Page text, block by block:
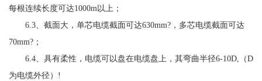
每根连续长度可达1000m以上；
6.3、截面大，单芯电缆截面可达630mm?，多芯电缆截面可达
70mm?；
6.4、具有柔性，电缆可以盘在电缆盘上，其弯曲半径6-10D,（D
为电缆外径）!